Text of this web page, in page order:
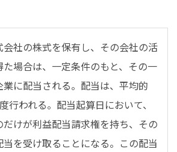
社の株式を保有し、その会社の活
場合は、一定条件のもと、その一
に配当される。配当は、平均的
行われる。配当起算日において、
けが利益配当請求権を持ち、その
を受け取ることになる。この配当